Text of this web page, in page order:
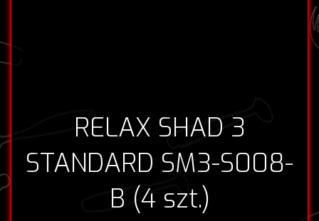
RELAX SHAD 3
STANDARD SM3-S008-
B (4 szt.)